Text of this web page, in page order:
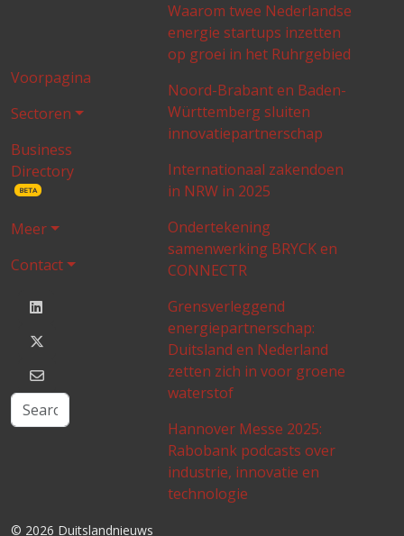
Voorpagina
Sectoren
Business
Directory
BETA
Meer
Contact
Waarom twee Nederlandse
energie startups inzetten
op groei in het Ruhrgebied
Noord-Brabant en Baden-
Württemberg sluiten
innovatiepartnerschap
Internationaal zakendoen
in NRW in 2025
Ondertekening
samenwerking BRYCK en
CONNECTR
Grensverleggend
energiepartnerschap:
Duitsland en Nederland
zetten zich in voor groene
waterstof
Hannover Messe 2025:
Rabobank podcasts over
industrie, innovatie en
technologie
© 2026 Duitslandnieuws